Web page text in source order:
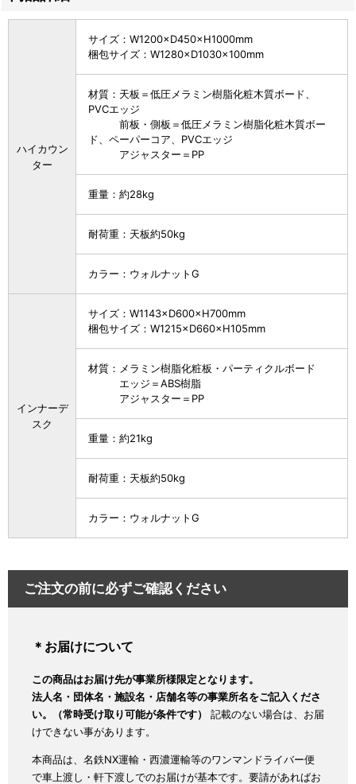
ハイカウン
ター
サイズ：W1200×D450×H1000mm
梱包サイズ：W1280×D1030×100mm
材質：天板＝低圧メラミン樹脂化粧木質ボード、
PVCエッジ
前板・側板＝低圧メラミン樹脂化粧木質ボー
ド、ペーパーコア、PVCエッジ
アジャスター＝PP
重量：約28kg
耐荷重：天板約50kg
カラー：ウォルナットG
インナーデ
スク
サイズ：W1143×D600×H700mm
梱包サイズ：W1215×D660×H105mm
材質：メラミン樹脂化粧板・パーティクルボード
エッジ＝ABS樹脂
アジャスター＝PP
重量：約21kg
耐荷重：天板約50kg
カラー：ウォルナットG
ご注文の前に必ずご確認ください
＊お届けについて
この商品はお届け先が事業所様限定となります。
法人名・団体名・施設名・店舗名等の事業所名をご記入くださ
い。（常時受け取り可能が条件です）
記載のない場合は、お届
けできない事があります。
本商品は、名鉄NX運輸・西濃運輸等のワンマンドライバー便
で車上渡し・軒下渡しでのお届けが基本です。要請があればお